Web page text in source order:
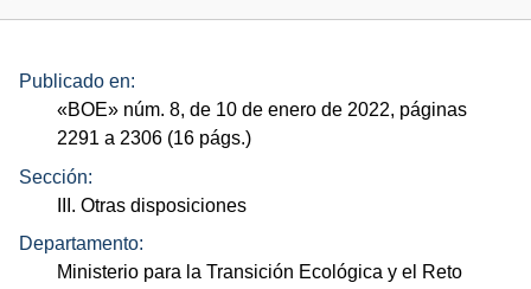
Publicado en:
«BOE» núm. 8, de 10 de enero de 2022, páginas
2291 a 2306 (16 págs.)
Sección:
III. Otras disposiciones
Departamento:
Ministerio para la Transición Ecológica y el Reto